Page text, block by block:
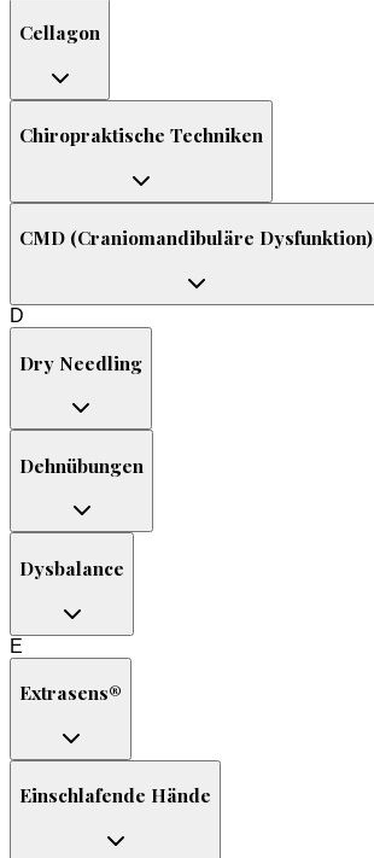
Cellagon
Chiropraktische Techniken
CMD (Craniomandibuläre Dysfunktion)
D
Dry Needling
Dehnübungen
Dysbalance
E
Extrasens®
Einschlafende Hände